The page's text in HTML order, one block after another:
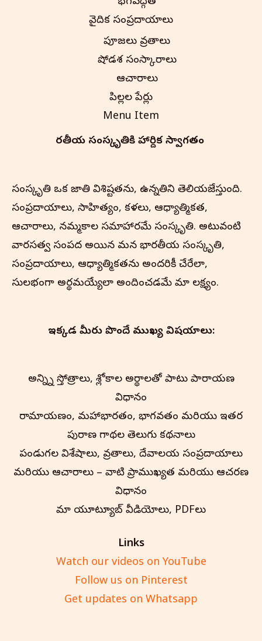
వైదిక సంప్రదాయాలు
పూజలు వ్రతాలు
షోడశ సంస్కారాలు
ఆచారాలు
పిల్లల పేర్లు
Menu Item
భారతీయ సంస్కృతి‌కి హార్దిక స్వాగతం
సంస్కృతి ఒక జాతి విశిష్టతను, ఉన్నతిని తెలియజేస్తుంది.
సంప్రదాయాలు, సాహిత్యం, కళలు, ఆధ్యాత్మికత,
ఆచారాలు, నమ్మకాల సమాహారమే సంస్కృతి. అటువంటి
వారసత్వ సంపద అయిన మన భారతీయ సంస్కృతి,
సంప్రదాయాలు, ఆధ్యాత్మికతను అందరికీ చేరేలా,
సులభంగా అర్థమయ్యేలా అందించడమే మా లక్ష్యం.
ఇక్కడ మీరు పొందే ముఖ్య విషయాలు:
అన్న్ని స్తోత్రాలు, శ్లోకాల అర్థాలతో పాటు పారాయణ
విధానం
రామాయణం, మహాభారతం, భాగవతం మరియు ఇతర
పురాణ గాథల తెలుగు కథనాలు
పండుగల విశేషాలు, వ్రతాలు, దేవాలయ సంప్రదాయాలు
మరియు ఆచారాలు – వాటి ప్రాముఖ్యత మరియు ఆచరణ
విధానం
మా యూట్యూబ్ వీడియోలు, PDFలు
Links
Watch our videos on YouTube
Follow us on Pinterest
Get updates on Whatsapp